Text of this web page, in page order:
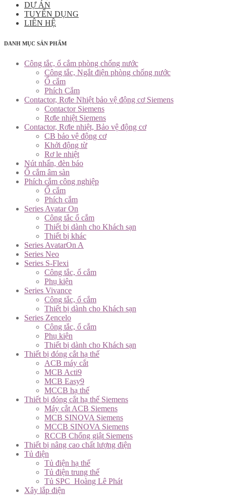
DỰ ÁN
TUYỂN DỤNG
LIÊN HỆ
DANH MỤC SẢN PHẨM
Công tắc, ổ cắm phòng chống nước
Công tắc, Ngắt điện phòng chống nước
Ổ cắm
Phích Cắm
Contactor, Rơle Nhiệt bảo vệ động cơ Siemens
Contactor Siemens
Rơle nhiệt Siemens
Contactor, Rơle nhiệt, Bảo vệ động cơ
CB bảo vệ động cơ
Khởi động từ
Rơ le nhiệt
Nút nhấn, đèn báo
Ổ cắm âm sàn
Phích cắm công nghiệp
Ổ cắm
Phích cắm
Series Avatar On
Công tắc ổ cắm
Thiết bị dành cho Khách sạn
Thiết bị khác
Series AvatarOn A
Series Neo
Series S-Flexi
Công tắc, ổ cắm
Phụ kiện
Series Vivance
Công tắc, ổ cắm
Thiết bị dành cho Khách sạn
Series Zencelo
Công tắc, ổ cắm
Phụ kiện
Thiết bị dành cho Khách sạn
Thiết bị đóng cắt hạ thế
ACB máy cắt
MCB Acti9
MCB Easy9
MCCB hạ thế
Thiết bị đóng cắt hạ thế Siemens
Máy cắt ACB Siemens
MCB SINOVA Siemens
MCCB SINOVA Siemens
RCCB Chống giật Siemens
Thiết bị nâng cao chất lượng điện
Tủ điện
Tủ điện hạ thế
Tủ điện trung thế
Tủ SPC_Hoàng Lê Phát
Xây lắp điện